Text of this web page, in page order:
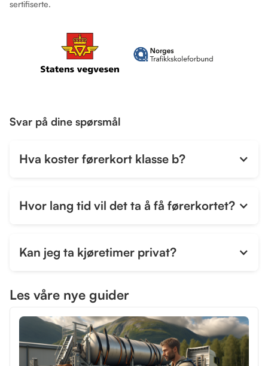
sertifiserte.
Svar på dine spørsmål
Hva koster førerkort klasse b?
Hvor lang tid vil det ta å få førerkortet?
Kan jeg ta kjøretimer privat?
Les våre nye guider